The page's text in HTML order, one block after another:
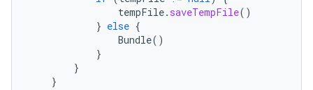
tempFile. saveTempFile()
} else {
Bundle()
}
}
}